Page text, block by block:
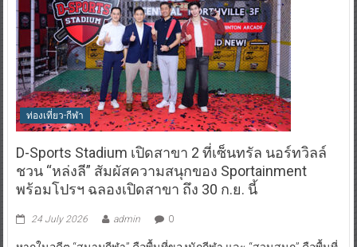
ท่องเที่ยว-กีฬา
D-Sports Stadium เปิดสาขา 2 ที่เซ็นทรัล นอร์ทวิลล์
ชวน “หล่งลี” สัมผัสความสนุกของ Sportainment
พร้อมโปรฯ ฉลองเปิดสาขา ถึง 30 ก.ย. นี้
24 July 2026 admin 0